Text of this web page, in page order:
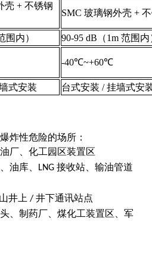
壳 + 不锈钢
SMC 玻璃钢外壳 +
围内）
90-95 dB（1m 范围内
-40℃~+60℃
式安装 台式安装 / 挂墙式安
炸性危险的场所：
厂、化工园区装置区
油库、
LNG 接收站、输油管道
井上 / 井下通讯站点
、制药厂、煤化工装置区、军